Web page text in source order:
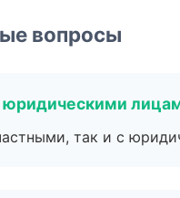
вопросы
юридическими
так и с